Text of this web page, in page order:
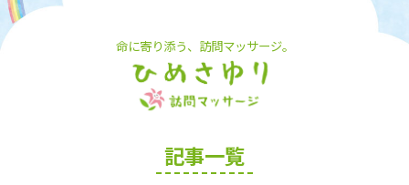
命に寄り添う、訪問マッサージ。
記事一覧